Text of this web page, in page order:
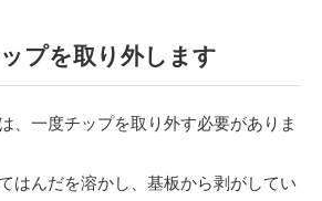
プを取り外します
、一度チップを取り外す必要がありま
はんだを溶かし、基板から剥がしてい